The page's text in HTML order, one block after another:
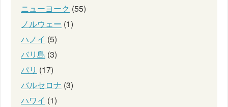
ニューヨーク (55)
ノルウェー (1)
ハノイ (5)
バリ島 (3)
パリ (17)
バルセロナ (3)
ハワイ (1)